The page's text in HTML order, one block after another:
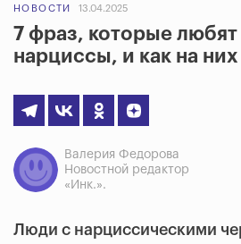
НОВОСТИ 13.04.2025
7 фраз, которые любят
нарциссы, и как на
Валерия Федорова
Новостной редактор
«Инк.».
Люди с нарциссическими